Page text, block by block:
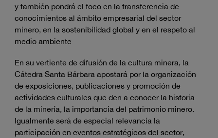
y también pondrá el foco en la transferencia de
conocimientos al ámbito empresarial del sector
minero, en la sostenibilidad global y en el respeto al
medio ambiente
En su vertiente de difusión de la cultura minera, la
Cátedra Santa Bárbara apostará por la organización
de exposiciones, publicaciones y promoción de
actividades culturales que den a conocer la historia
de la minería, la importancia del patrimonio minero.
Igualmente será de especial relevancia la
participación en eventos estratégicos del sector,